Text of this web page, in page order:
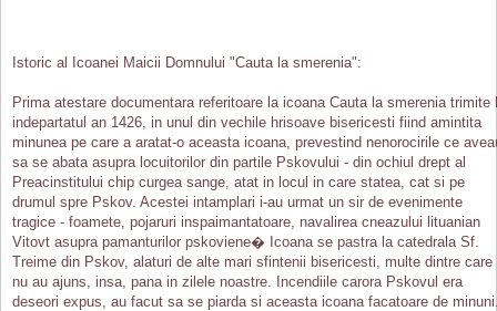
Istoric al Icoanei Maicii Domnului "Cauta la smerenia":
Prima atestare documentara referitoare la icoana Cauta la smerenia trimite
indepartatul an 1426, in unul din vechile hrisoave bisericesti fiind amintita
minunea pe care a aratat-o aceasta icoana, prevestind nenorocirile ce
sa se abata asupra locuitorilor din partile Pskovului - din ochiul drept al
Preacinstitului chip curgea sange, atat in locul in care statea, cat si pe
drumul spre Pskov. Acestei intamplari i-au urmat un sir de evenimente
tragice - foamete, pojaruri inspaimantatoare, navalirea cneazului lituanian
Vitovt asupra pamanturilor pskoviene� Icoana se pastra la catedrala Sf.
Treime din Pskov, alaturi de alte mari sfintenii bisericesti, multe dintre care
nu au ajuns, insa, pana in zilele noastre. Incendiile carora Pskovul era
deseori expus, au facut sa se piarda si aceasta icoana facatoare de